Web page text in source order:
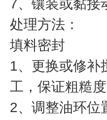
7、镶装或黏接
处理方法：
填料密封
1、更换或修补
工，保证粗糙度
2、调整油环位